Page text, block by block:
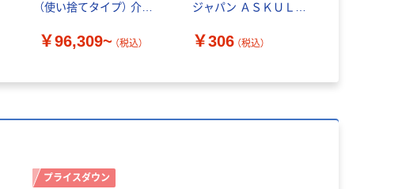
（使い捨てタイプ） 介護
￥96,309~ （税込）
ジャパン ＡＳＫＵＬ
ｘ90ｃｍ JSP810124
￥306 （税込）
プライスダウン